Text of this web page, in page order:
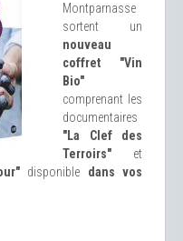
Montparnasse
sortent un
nouveau
coffret "Vin
Bio"
comprenant les
documentaires
"La Clef des
Terroirs" et
disponible dans vos